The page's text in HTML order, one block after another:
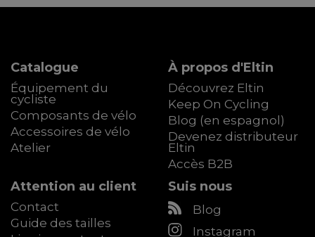
Catalogue
Équipement du
cycliste
Composants de vélo
Accessoires de vélo
Atelier
À propos d'Eltin
Découvrez Eltin
Keep On Cycling
Blog (en espagnol)
Devenez distributeur
Eltin
Accès B2B
Attention au client
Contact
Guide des tailles
Suis nous
Blog
Instagram